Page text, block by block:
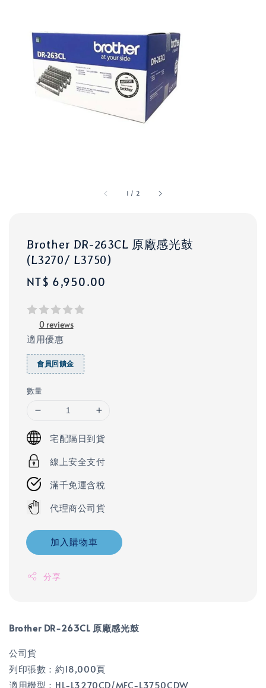
1 / 2
Brother DR-263CL 原廠感光鼓
(L3270/ L3750)
Regular
NT$ 6,950.00
0 reviews
適用優惠
會員回饋金
數量
宅配隔日到貨
線上安全支付
滿千免運含稅
代理商公司貨
加入購物車
分享
Brother DR-263CL 原廠感光鼓
公司貨
列印張數：約18,000頁
適用機型：HL-L3270CD/MFC-L3750CDW